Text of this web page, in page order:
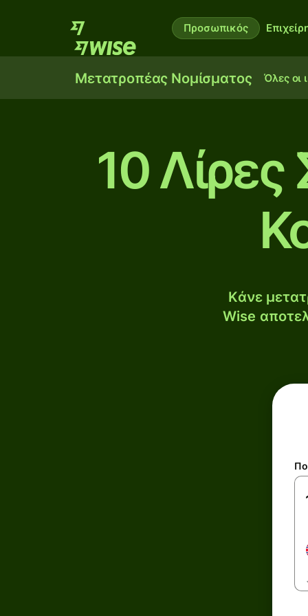
Προσωπικός
Μετατροπέας Νομίσματος Όλες οι
10 Λίρες
Κάνε
Wise